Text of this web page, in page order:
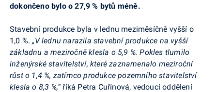
dokončeno bylo o 27,9 % bytů méně.
Stavební produkce byla v lednu meziměsíčně vyšší o
1,0 %.„V lednu narazila stavební produkce na vyšší
základnu a meziročně klesla o 5,9 %. Pokles tlumilo
inženýrské stavitelství, které zaznamenalo meziroční
růst o 1,4 %, zatímco produkce pozemního stavitelství
klesla o 8,3 %,“ říká Petra Cuřínová, vedoucí oddělení